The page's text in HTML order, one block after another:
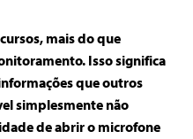
mais do que
Isso significa
que outros
simplesmente não
de abrir o microfone